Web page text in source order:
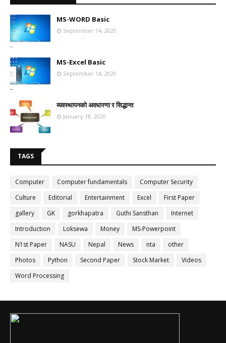
MS-WORD Basic
September 14, 2020
MS-Excel Basic
September 14, 2020
व्यवस्थापनको अवधारणा र सिद्धान्त
January 18, 2020
TAGS
Computer Computer fundamentals
Computer Security
Culture
Editorial Entertainment Excel
First Paper
gallery
GK gorkhapatra Guthi Sansthan
Internet
Introduction
Loksewa Money
MS-Powerpoint
N1st Paper
NASU Nepal News nta
other
Photos
Python Second Paper Stock Market
Videos
Word Processing